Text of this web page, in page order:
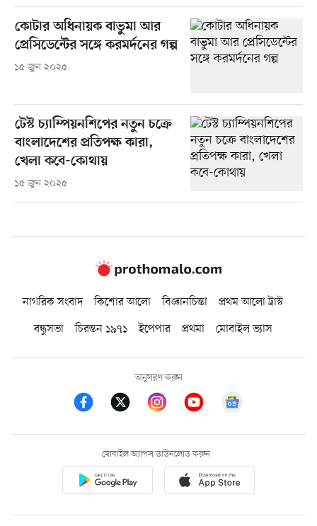
কোটার অধিনায়ক বাভুমা আর
প্রেসিডেন্টের সঙ্গে করমর্দনের গল্প
১৫ জুন ২০২৫
টেস্ট চ্যাম্পিয়নশিপের নতুন চক্রে
বাংলাদেশের প্রতিপক্ষ কারা,
খেলা কবে-কোথায়
১৫ জুন ২০২৫
নাগরিক সংবাদ কিশোর আলো বিজ্ঞানচিন্তা
প্রথম আলো ট্রাস্ট
বন্ধুসভা
চিরন্তন ১৯৭১ ইপেপার প্রথমা মোবাইল ভ্যাস
অনুসরণ করুন
মোবাইল অ্যাপস ডাউনলোড করুন